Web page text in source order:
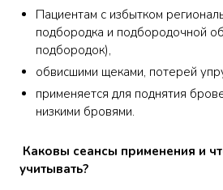
Пациентам с избытком
подбородка и подбородочной
подбородок),
обвисшими щеками, потерей
применяется для поднятия
низкими бровями.
Каковы сеансы применения и
учитывать?